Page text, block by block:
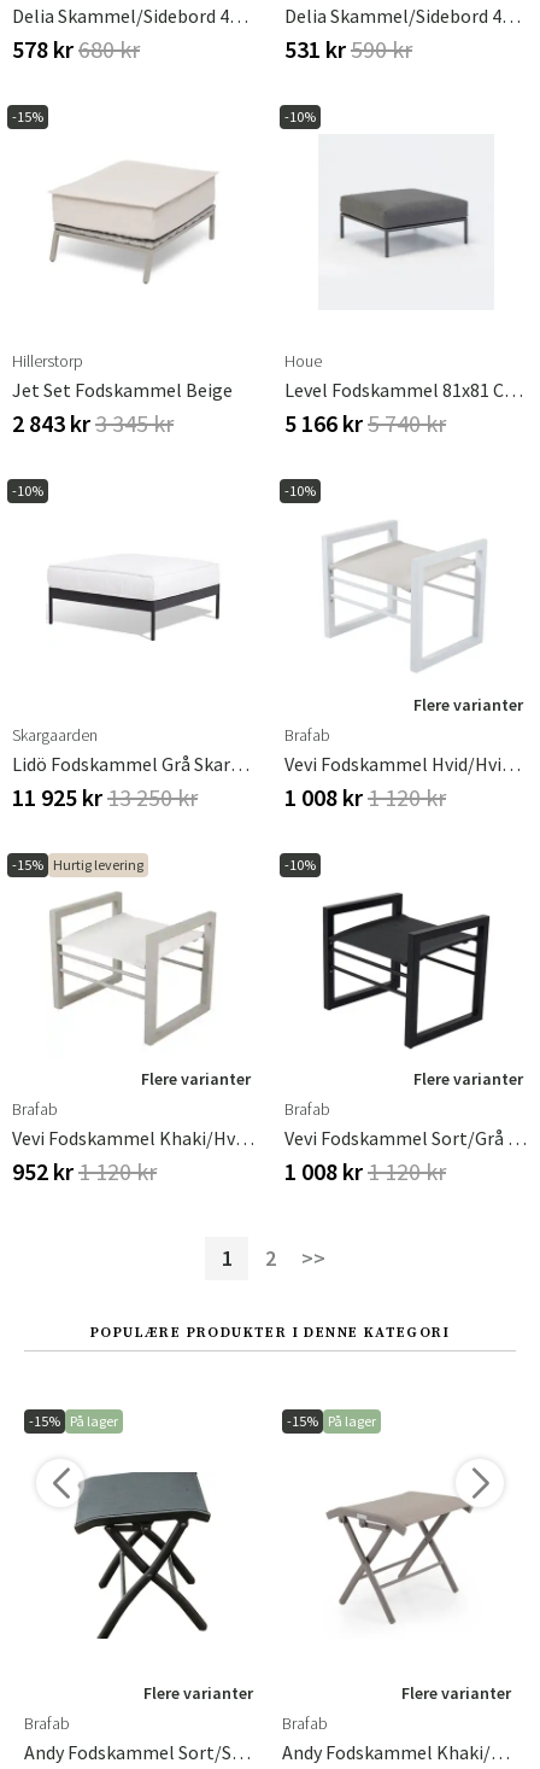
Delia Skammel/Sidebord 45x40 Cm Khaki Brafab
578 kr680 kr
Delia Skammel/Sidebord 45x40 Cm Moss Green Brafab
531 kr590 kr
-15%
Hillerstorp
Jet Set Fodskammel Beige
2 843 kr3 345 kr
-10%
Houe
Level Fodskammel 81x81 Cm Grå Aluminium
5 166 kr5 740 kr
-10%
Skargaarden
Lidö Fodskammel Grå Skargaarden
11 925 kr13 250 kr
-10%
Flere varianter
Brafab
Vevi Fodskammel Hvid/Hvid Brafab
1 008 kr1 120 kr
-15% Hurtig levering
Flere varianter
Brafab
Vevi Fodskammel Khaki/Hvid Brafab
952 kr1 120 kr
-10%
Flere varianter
Brafab
Vevi Fodskammel Sort/Grå Brafab
1 008 kr1 120 kr
1 2 >>
POPULÆRE PRODUKTER I DENNE KATEGORI
-15% På lager
Flere varianter
Brafab
Andy Fodskammel Sort/Sort Brafab
-15% På lager
Flere varianter
Brafab
Andy Fodskammel Khaki/Beige Brafab